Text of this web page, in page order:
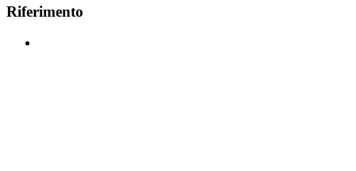
Riferimento